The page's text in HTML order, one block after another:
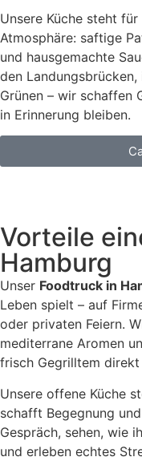
Unsere Küche steht
Atmosphäre: saftige
und hausgemachte
den
Grünen – wir schaffen
in Erinnerung bleiben.
Vorteile
Hamburg ​
Unser Foodtruck in
Leben spielt – auf
oder privaten Feiern.
mediterrane Aromen
frisch Gegrilltem
Unsere offene Küche
schafft Begegnung
Gespräch, sehen, wie
und erleben echtes